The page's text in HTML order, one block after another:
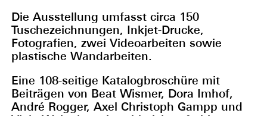
Die Ausstellung umfasst circa 150
Tuschezeichnungen, Inkjet-Drucke,
Fotografien, zwei Videoarbeiten sowie
plastische Wandarbeiten.
Eine 108-seitige Katalogbroschüre mit
Beiträgen von Beat Wismer, Dora Imhof,
André Rogger, Axel Christoph Gampp und